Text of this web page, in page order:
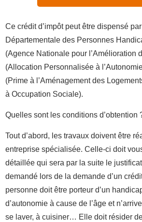
Ce crédit d’impôt peut être dispensé
Départementale des Personnes
(Agence Nationale pour l’Amélioration
(Allocation Personnalisée à
(Prime à l’Aménagement des
à Occupation Sociale).
Quelles sont les conditions d’obtention
Tout d’abord, les travaux doivent être
entreprise spécialisée. Celle-ci doit
détaillée qui sera par la suite le
demandé lors de la demande d’un
personne doit être porteur d’un
d’autonomie à cause de l’âge et
se laver, à cuisiner… Elle doit résider